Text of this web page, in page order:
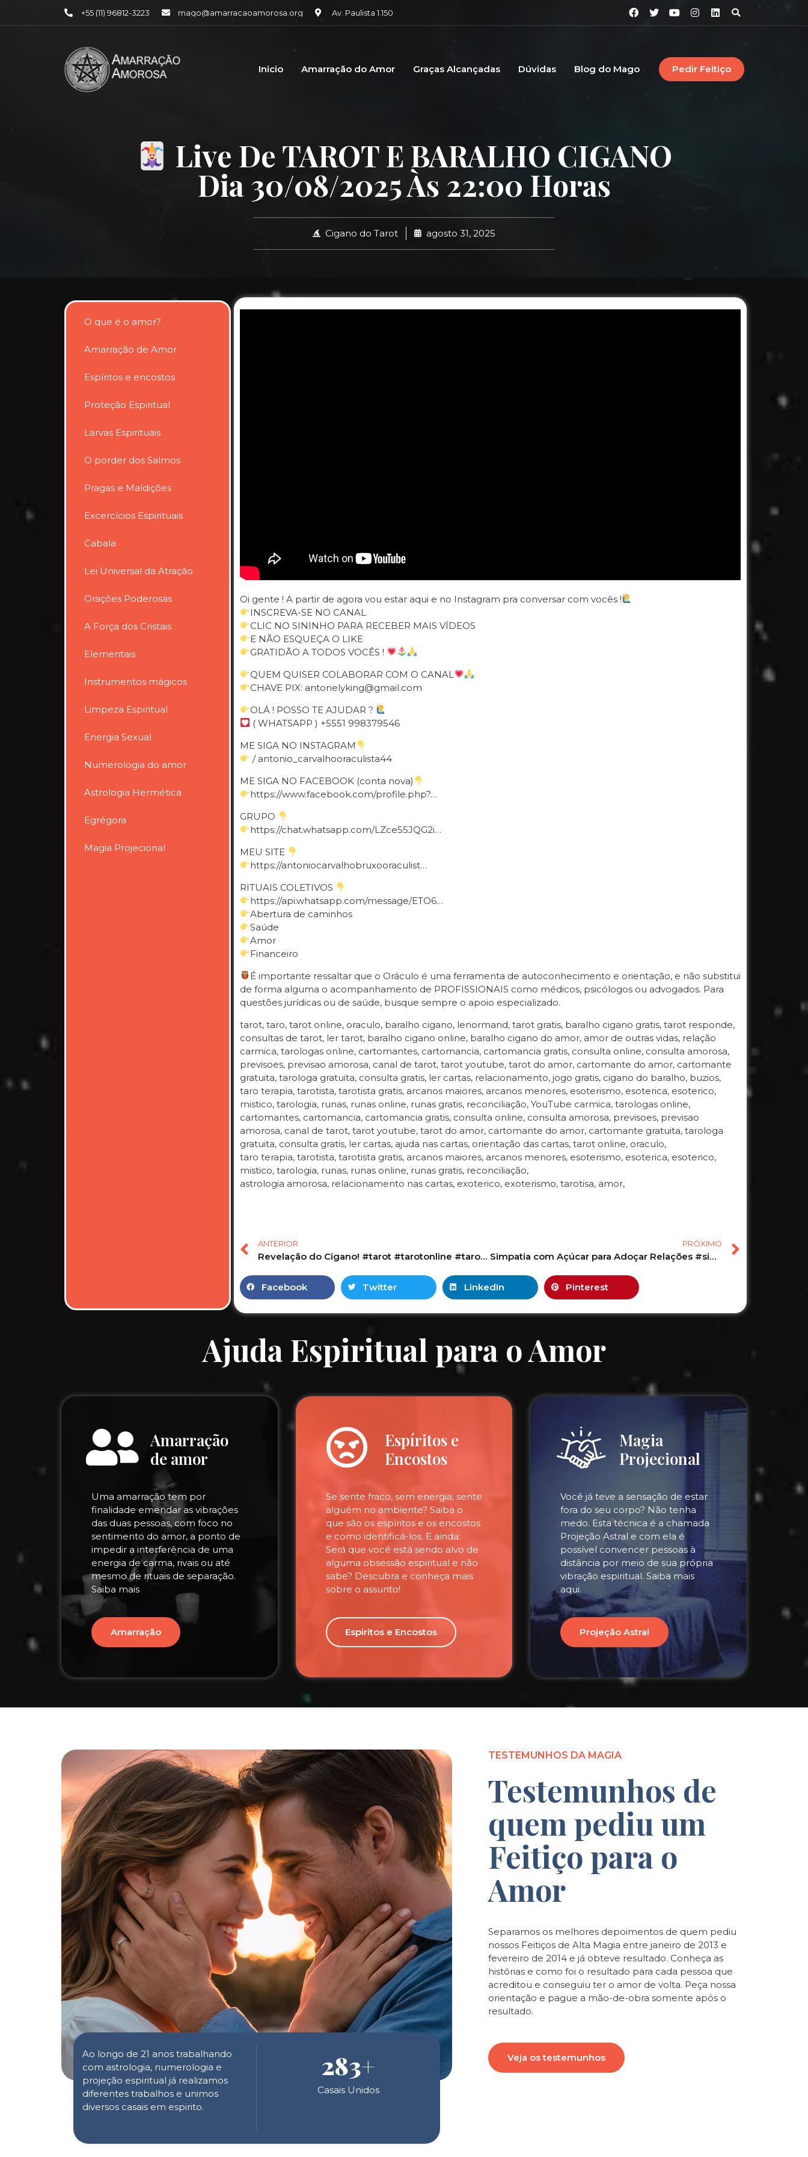
+55 (11) 96812-3223 mago@amarracaoamorosa.org Av. Paulista 1.150
Inicio Amarração do Amor Graças Alcançadas Dúvidas Blog do Mago Pedir Feitiço
Live De TAROT E BARALHO CIGANO
Dia 30/08/2025 Às 22:00 Horas
Cigano do Tarot agosto 31, 2025
O que é o amor?
Amarração de Amor
Espíritos e encostos
Proteção Espiritual
Larvas Espirituais
O porder dos Salmos
Pragas e Maldições
Excercícios Espirituais
Cabala
Lei Universal da Atração
Orações Poderosas
A Força dos Cristais
Elementais
Instrumentos mágicos
Limpeza Espiritual
Energia Sexual
Numerologia do amor
Astrologia Hermética
Egrégora
Magia Projecional
Oi gente ! A partir de agora vou estar aqui e no Instagram pra conversar com vocês !
INSCREVA-SE NO CANAL
CLIC NO SININHO PARA RECEBER MAIS VÍDEOS
E NÃO ESQUEÇA O LIKE
GRATIDÃO A TODOS VOCÊS !
QUEM QUISER COLABORAR COM O CANAL
CHAVE PIX: antonelyking@gmail.com
OLÁ ! POSSO TE AJUDAR ?
( WHATSAPP ) +5551 998379546
ME SIGA NO INSTAGRAM
/ antonio_carvalhooraculista44
ME SIGA NO FACEBOOK (conta nova)
https://www.facebook.com/profile.php?…
GRUPO
https://chat.whatsapp.com/LZce55JQG2i…
MEU SITE
https://antoniocarvalhobruxooraculist…
RITUAIS COLETIVOS
https://api.whatsapp.com/message/ETO6…
Abertura de caminhos
Saúde
Amor
Financeiro
É importante ressaltar que o Oráculo é uma ferramenta de autoconhecimento e orientação, e não substitui
de forma alguma o acompanhamento de PROFISSIONAIS como médicos, psicólogos ou advogados. Para
questões jurídicas ou de saúde, busque sempre o apoio especializado.
tarot, taro, tarot online, oraculo, baralho cigano, lenormand, tarot gratis, baralho cigano gratis, tarot responde,
consultas de tarot, ler tarot, baralho cigano online, baralho cigano do amor, amor de outras vidas, relação
carmica, tarologas online, cartomantes, cartomancia, cartomancia gratis, consulta online, consulta amorosa,
previsoes, previsao amorosa, canal de tarot, tarot youtube, tarot do amor, cartomante do amor, cartomante
gratuita, tarologa gratuita, consulta gratis, ler cartas, relacionamento, jogo gratis, cigano do baralho, buzios,
taro terapia, tarotista, tarotista gratis, arcanos maiores, arcanos menores, esoterismo, esoterica, esoterico,
mistico, tarologia, runas, runas online, runas gratis, reconciliação, YouTube carmica, tarologas online,
cartomantes, cartomancia, cartomancia gratis, consulta online, consulta amorosa, previsoes, previsao
amorosa, canal de tarot, tarot youtube, tarot do amor, cartomante do amor, cartomante gratuita, tarologa
gratuita, consulta gratis, ler cartas, ajuda nas cartas, orientação das cartas, tarot online, oraculo,
taro terapia, tarotista, tarotista gratis, arcanos maiores, arcanos menores, esoterismo, esoterica, esoterico,
mistico, tarologia, runas, runas online, runas gratis, reconciliação,
astrologia amorosa, relacionamento nas cartas, exoterico, exoterismo, tarotisa, amor,
ANTERIOR
Revelação do Cigano! #tarot #tarotonline #tarotdehoje #shorts
PRÓXIMO
Simpatia com Açúcar para Adoçar Relações #simpatias #ritual #curiosidades #magia #feitico #universo
Facebook Twitter LinkedIn Pinterest
Ajuda Espiritual para o Amor
Amarração
de amor
Uma amarração tem por
finalidade emendar as vibrações
das duas pessoas, com foco no
sentimento do amor, a ponto de
impedir a interferência de uma
energia de carma, rivais ou até
mesmo de rituais de separação.
Saiba mais
Amarração
Espíritos e
Encostos
Se sente fraco, sem energia, sente
alguém no ambiente? Saiba o
que são os espíritos e os encostos
e como identificá-los. E ainda:
Será que você está sendo alvo de
alguma obsessão espiritual e não
sabe? Descubra e conheça mais
sobre o assunto!
Espiritos e Encostos
Magia
Projecional
Você já teve a sensação de estar
fora do seu corpo? Não tenha
medo. Esta técnica é a chamada
Projeção Astral e com ela é
possível convencer pessoas à
distância por meio de sua própria
vibração espiritual. Saiba mais
aqui.
Projeção Astral
Ao longo de 21 anos trabalhando
com astrologia, numerologia e
projeção espiritual já realizamos
diferentes trabalhos e unimos
diversos casais em espirito.
283+
Casais Unidos
TESTEMUNHOS DA MAGIA
Testemunhos de
quem pediu um
Feitiço para o
Amor
Separamos os melhores depoimentos de quem pediu
nossos Feitiços de Alta Magia entre janeiro de 2013 e
fevereiro de 2014 e já obteve resultado. Conheça as
histórias e como foi o resultado para cada pessoa que
acreditou e conseguiu ter o amor de volta. Peça nossa
orientação e pague a mão-de-obra somente após o
resultado.
Veja os testemunhos